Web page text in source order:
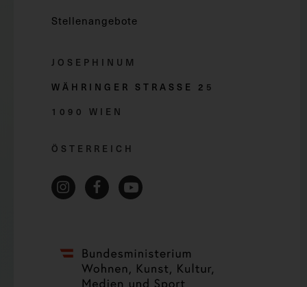
Stellenangebote
JOSEPHINUM
WÄHRINGER STRASSE 2 5
1090 WIEN
ÖSTERREICH